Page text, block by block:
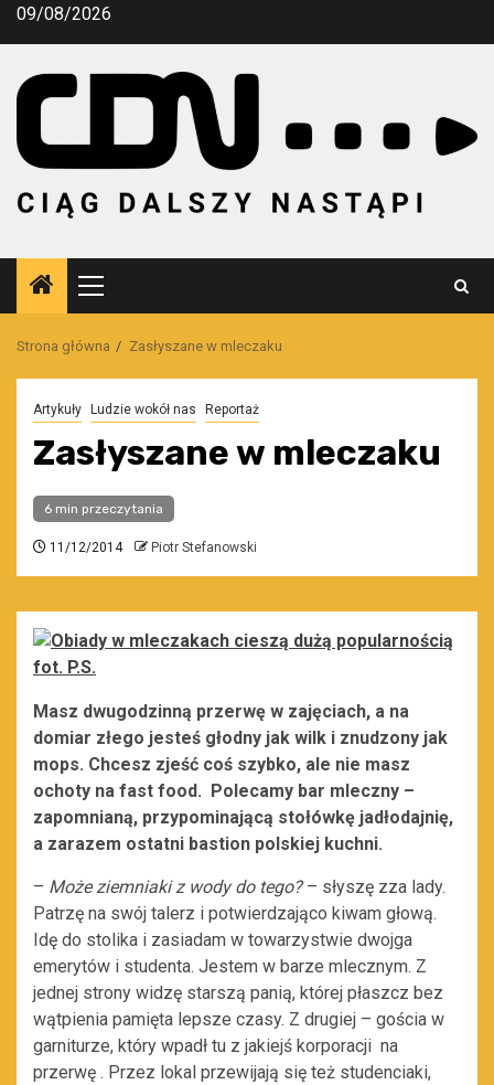
Przejdź
09/08/2026
Menu
główne
Strona główna Zasłyszane w mleczaku
Artykuły Ludzie wokół nas Reportaż
Zasłyszane w mleczaku
6 min przeczytania
11/12/2014 Piotr Stefanowski
Masz dwugodzinną przerwę w zajęciach, a na
domiar złego jesteś głodny jak wilk i znudzony jak
mops. Chcesz zjeść coś szybko, ale nie masz
ochoty na fast food. Polecamy bar mleczny –
zapomnianą, przypominającą stołówkę jadłodajnię,
a zarazem ostatni bastion polskiej kuchni.
– Może ziemniaki z wody do tego?– słyszę zza lady.
Patrzę na swój talerz i potwierdzająco kiwam głową.
Idę do stolika i zasiadam w towarzystwie dwojga
emerytów i studenta. Jestem w barze mlecznym. Z
jednej strony widzę starszą panią, której płaszcz bez
wątpienia pamięta lepsze czasy. Z drugiej – gościa w
garniturze, który wpadł tu z jakiejś korporacji na
przerwę . Przez lokal przewijają się też studenciaki,